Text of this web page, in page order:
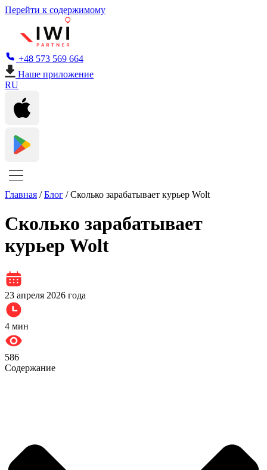
Перейти к содержимому
+48 573 569 664
Наше приложение
RU
Главная /Блог /Сколько зарабатывает курьер Wolt
Сколько зарабатывает
курьер Wolt
23 апреля 2026 года
4 мин
586
Содержание